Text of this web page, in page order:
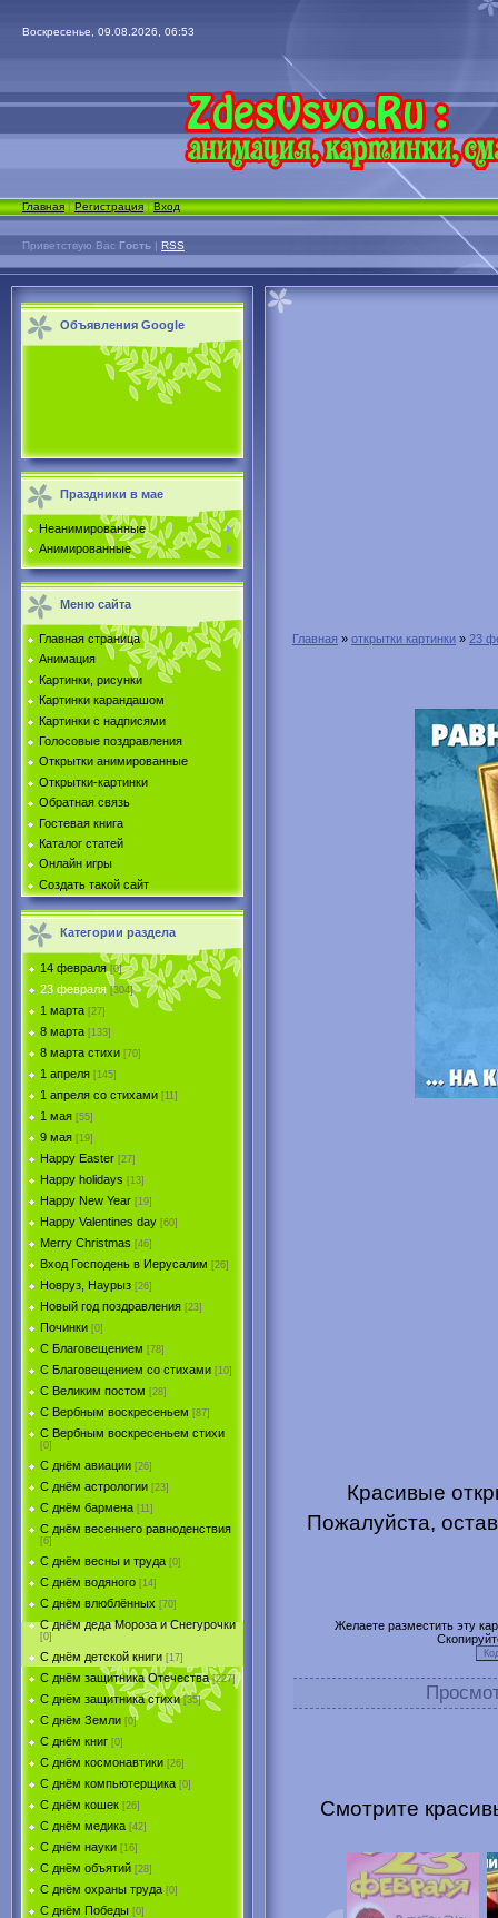
Воскресенье, 09.08.2026, 06:53
Главная|Регистрация|Вход
Приветствую Вас Гость | RSS
Объявления Google
Праздники в мае
Неанимированные
Анимированные
Меню сайта
Главная страница
Анимация
Картинки, рисунки
Картинки карандашом
Картинки с надписями
Голосовые поздравления
Открытки анимированные
Открытки-картинки
Обратная связь
Гостевая книга
Каталог статей
Онлайн игры
Создать такой сайт
Категории раздела
14 февраля [0]
23 февраля [304]
1 марта [27]
8 марта [133]
8 марта стихи [70]
1 апреля [145]
1 апреля со стихами [11]
1 мая [55]
9 мая [19]
Happy Easter [27]
Happy holidays [13]
Happy New Year [19]
Happy Valentines day [60]
Merry Christmas [46]
Вход Господень в Иерусалим [26]
Новруз, Наурыз [26]
Новый год поздравления [23]
Починки [0]
С Благовещением [78]
С Благовещением со стихами [10]
С Великим постом [28]
С Вербным воскресеньем [87]
С Вербным воскресеньем стихи
[0]
С днём авиации [26]
С днём астрологии [23]
С днём бармена [11]
С днём весеннего равноденствия
[6]
С днём весны и труда [0]
С днём водяного [14]
С днём влюблённых [70]
С днём деда Мороза и Снегурочки
[0]
С днём детской книги [17]
С днём защитника Отечества [227]
С днём защитника стихи [35]
С днём Земли [0]
С днём книг [0]
С днём космонавтики [26]
С днём компьютерщика [0]
С днём кошек [26]
С днём медика [42]
С днём науки [16]
С днём объятий [28]
С днём охраны труда [0]
С днём Победы [0]
Главная » открытки картинки » 23
Красивые
Пожалуйста,
Желаете разместить эту
Смотрите